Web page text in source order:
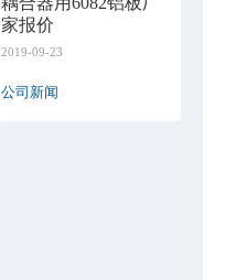
家报价
2019-09-23
公司新闻